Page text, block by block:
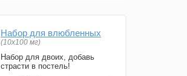
Набор для влюбленных
(10х100 мг)
Набор для двоих, добавь
страсти в постель!